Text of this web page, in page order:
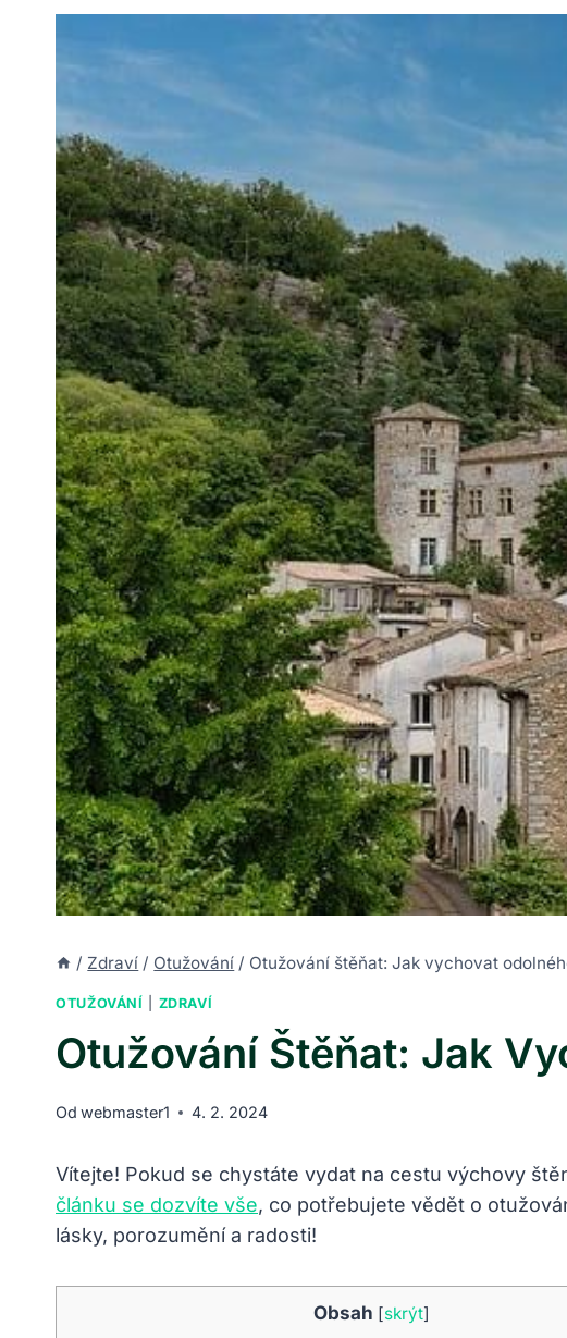
/ Zdraví / Otužování / Otužování štěňat: Jak vychovat
OTUŽOVÁNÍ ZDRAVÍ
Otužování Štěňat: Jak
Od webmaster1 4. 2. 2024
Vítejte! Pokud se chystáte vydat na cestu výchovy
článku se dozvíte vše, co potřebujete vědět o
lásky, porozumění a radosti!
Obsah [skrýt]